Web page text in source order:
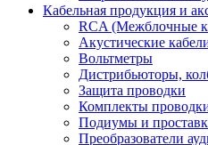
Кабельная продукция и
RCA (Межблочные
Акустические
Вольтметры
Дистрибьюторы,
Защита проводки
Комплекты
Подиумы и
Преобразователи